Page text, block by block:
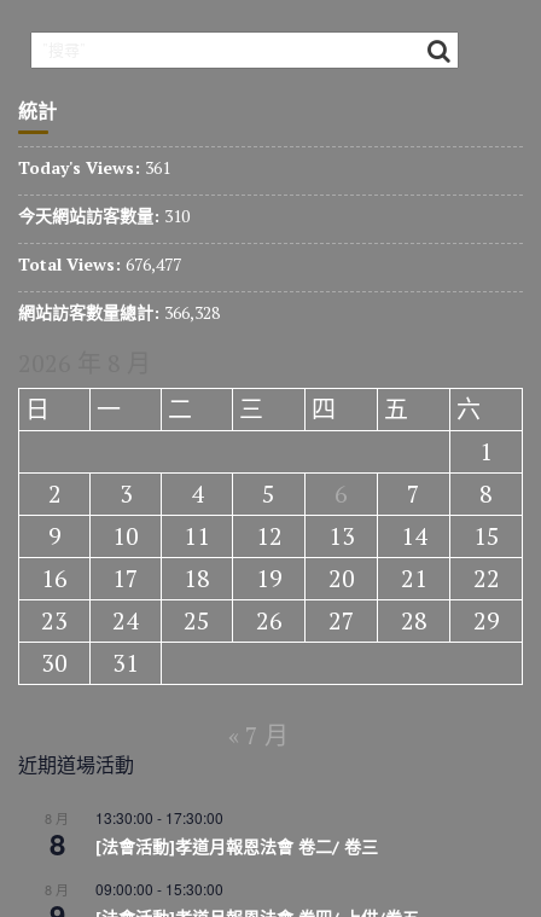
統計
Today's Views: 361
今天網站訪客數量: 310
Total Views: 676,477
網站訪客數量總計: 366,328
日
一 二 三 四 五
六
1
2
3 4 5 6 7
8
9
10 11 12 13 14
15
16
17 18 19 20 21
22
23
24 25 26 27 28
29
30
31
« 7 月
近期道場活動
8 月
8
13:30:00 - 17:30:00
[法會活動]孝道月報恩法會 卷二/ 卷三
8 月 09:00:00 - 15:30:00